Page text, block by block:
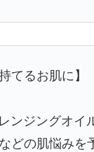
てるお肌に】
ンジングオイ
どの肌悩みを